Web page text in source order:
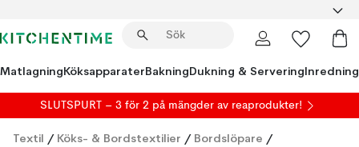
MatlagningKöksapparaterBakningDukning & ServeringInredning
SLUTSPURT – 3 för 2 på mängder av reaprodukter!
Textil / Köks- & Bordstextilier / Bordslöpare /